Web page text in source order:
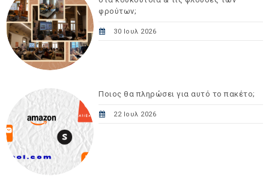
φρούτων;
30 Ιουλ 2026
Ποιος θα πληρώσει για αυτό το πακέτο;
22 Ιουλ 2026